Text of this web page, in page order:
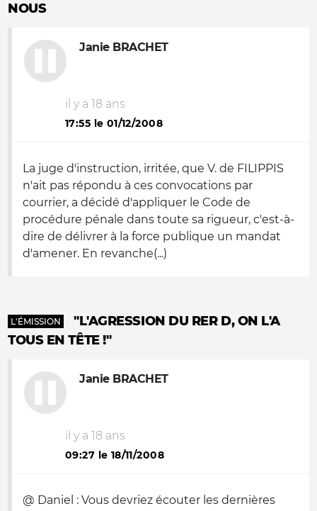
NOUS
Janie BRACHET
il y a 18 ans
17:55 le 01/12/2008
La juge d'instruction, irritée, que V. de FILIPPIS
n'ait pas répondu à ces convocations par
courrier, a décidé d'appliquer le Code de
procédure pénale dans toute sa rigueur, c'est-à-
dire de délivrer à la force publique un mandat
d'amener. En revanche(...)
L'ÉMISSION
"L'AGRESSION DU RER D, ON L'A
TOUS EN TÊTE !"
Janie BRACHET
il y a 18 ans
09:27 le 18/11/2008
@ Daniel : Vous devriez écouter les dernières